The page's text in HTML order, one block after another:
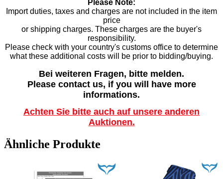
Please Note:
Import duties, taxes and charges are not included in the item
price
or shipping charges. These charges are the buyer's
responsibility.
Please check with your country's customs office to determine
what these additional costs will be prior to bidding/buying.
Bei weiteren Fragen, bitte melden.
Please contact us, if you will have more
informations.
Achten Sie bitte auch auf unsere anderen
Auktionen.
Ähnliche Produkte